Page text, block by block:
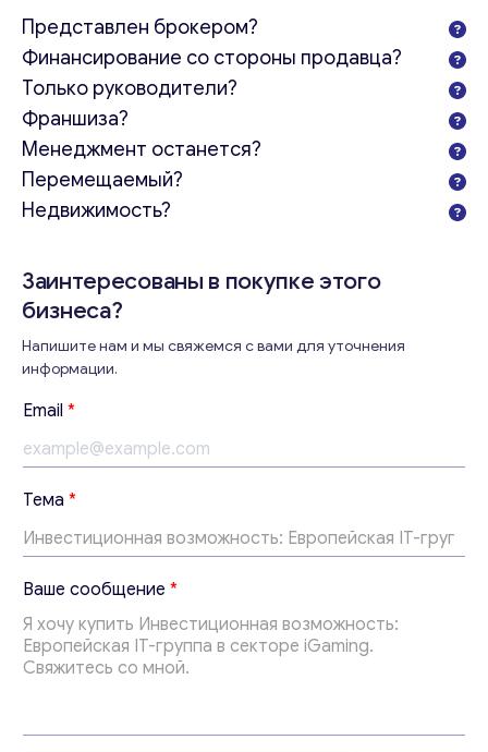
Консультация
Email*
Представлен брокером?
Финансирование со стороны продавца?
Только руководители?
Франшиза?
Менеджмент останется?
Перемещаемый?
Недвижимость?
Заинтересованы в покупке этого
бизнеса?
Напишите нам и мы свяжемся с вами для уточнения
информации.
Email *
с
о
о
б
щ
е
н
и
е
m
Тема *
Ваше сообщение *